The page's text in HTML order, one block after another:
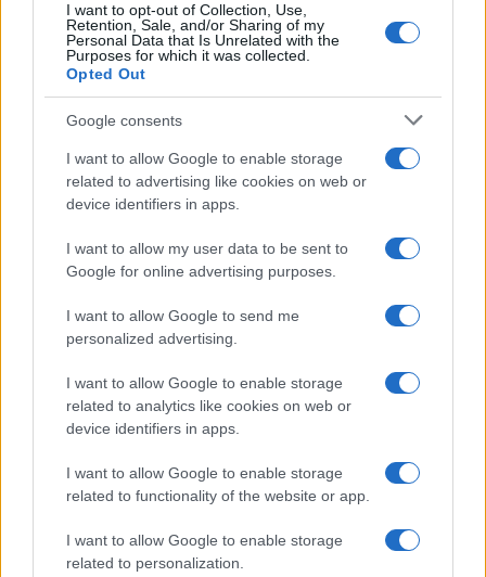
I want to opt-out of Collection, Use,
Retention, Sale, and/or Sharing of my
Personal Data that Is Unrelated with the
Purposes for which it was collected.
Opted Out
Google consents
I want to allow Google to enable storage
related to advertising like cookies on web or
device identifiers in apps.
I want to allow my user data to be sent to
Google for online advertising purposes.
I want to allow Google to send me
personalized advertising.
I want to allow Google to enable storage
related to analytics like cookies on web or
device identifiers in apps.
I want to allow Google to enable storage
related to functionality of the website or app.
I want to allow Google to enable storage
related to personalization.
Condividi l'articolo
F
a
ce
b
o
o
k
T
w
it
te
r
n
te
re
st
h
at
s
A
p
p
h
a
re
Articolo precedente
Prossimo articolo
NOTIZIE RECENTI
Ristorante distrutto dalle fiamme a La
Le previsioni meteo per il weekend a Olbia e in
vivo: un amico vip svela come fa